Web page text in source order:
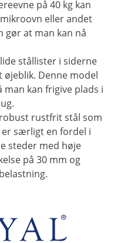
på 40 kg kan
eller andet
gør at man kan nå
stållister i siderne
Denne model
man kan frigive plads i
rustfrit stål som
særligt en fordel i
steder med høje
på 30 mm og